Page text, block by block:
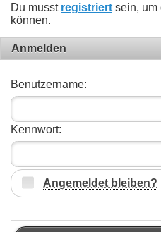
Du musst registriert sein, um
können.
Anmelden
Benutzername:
Kennwort:
Angemeldet bleiben?